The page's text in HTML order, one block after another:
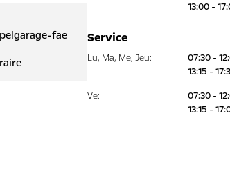
fae
13:00 -
Service
Lu, Ma, Me, Jeu:
07:30 -
13:15 -
Ve:
07:30 -
13:15 -